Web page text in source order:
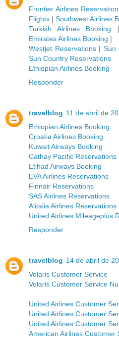
Frontier Airlines
Flights | Southwest Airlines
Turkish Airlines Booking
Emirates Airlines Booking |
Westjet Reservations| Sun
Sun Country Reservations
Ethiopian Airlines Booking
Responder
travelblog 11 de abril de
Ethiopian Airlines Booking
Croatia Airlines Booking
Kuwait Airways Booking
Cathay Pacific Reservations
Etihad Airways Booking
EVA Airlines Reservations
Finnair Reservations
SAS Airlines Reservations
Alitalia Airlines Reservations
United Airlines Mileageplus
Responder
travelblog 14 de abril de
Volaris Customer Service
Volaris Customer Service
United Airlines Customer
United Airlines Customer
United Airlines Customer
American Airlines Customer